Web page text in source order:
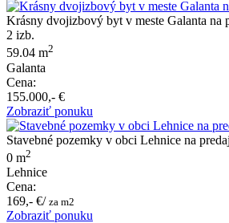
Krásny dvojizbový byt v meste Galanta na
2 izb.
59.04 m2
Galanta
Cena:
155.000,- €
Zobraziť ponuku
Stavebné pozemky v obci Lehnice na
0 m2
Lehnice
Cena:
169,- €/ za m2
Zobraziť ponuku